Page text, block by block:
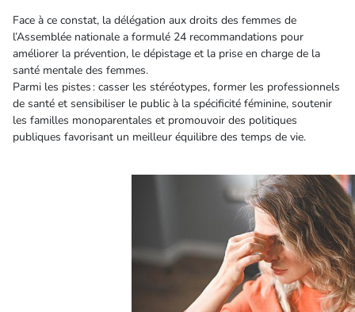
Face à ce constat, la délégation aux droits des femmes de
l’Assemblée nationale a formulé 24 recommandations pour
améliorer la prévention, le dépistage et la prise en charge de la
santé mentale des femmes.
Parmi les pistes : casser les stéréotypes, former les professionnels
de santé et sensibiliser le public à la spécificité féminine, soutenir
les familles monoparentales et promouvoir des politiques
publiques favorisant un meilleur équilibre des temps de vie.